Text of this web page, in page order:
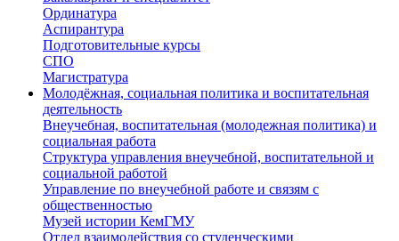
Ординатура
Аспирантура
Подготовительные курсы
СПО
Магистратура
Молодёжная, социальная политика и воспитательная
деятельность
Внеучебная, воспитательная (молодежная политика) и
социальная работа
Структура управления внеучебной, воспитательной и
социальной работой
Управление по внеучебной работе и связям с
общественностью
Музей истории КемГМУ
Отдел взаимодействия со студенческими